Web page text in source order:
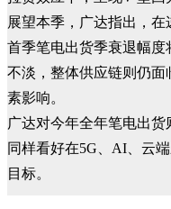
展望本季，广达指出，
首季笔电出货季衰退幅度
不淡，整体供应链则仍面
素影响。
广达对今年全年笔电出
同样看好在5G、AI、云
目标。